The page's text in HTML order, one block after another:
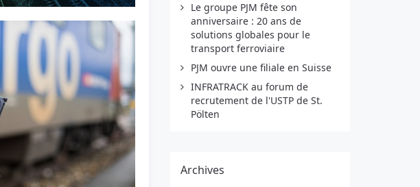
Le groupe PJM fête son
anniversaire : 20 ans de
solutions globales pour le
transport ferroviaire
PJM ouvre une filiale en Suisse
INFRATRACK au forum de
recrutement de l'USTP de St.
Pölten
Archives